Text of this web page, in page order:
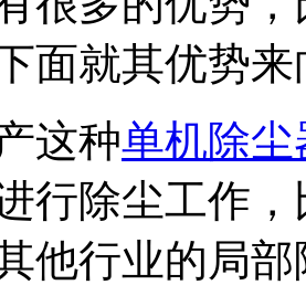
面就其优势
这种单机除尘
行除尘工作
他行业的局